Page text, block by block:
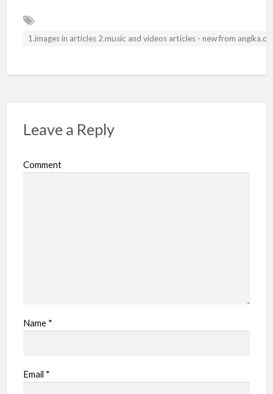
1.images in articles 2.music and videos articles - new from
Leave a Reply
Comment
Name *
Email *